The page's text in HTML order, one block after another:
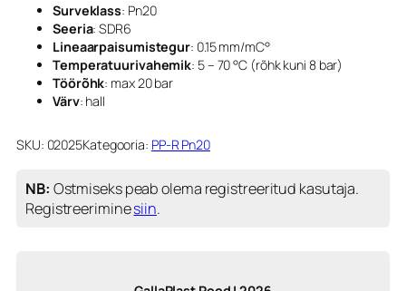
Surveklass: Pn20
Seeria: SDR6
Lineaarpaisumistegur: 0.15 mm/mC°
Temperatuurivahemik: 5 – 70 °C (rõhk kuni 8 bar)
Töörõhk: max 20 bar
Värv: hall
SKU: 02025Kategooria: PP-R Pn20
NB: Ostmiseks peab olema registreeritud kasutaja.
Registreeriminesiin.